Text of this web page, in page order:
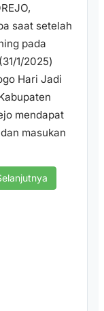
saat setelah
pada
1/2025)
Hari Jadi
mendapat
masukan